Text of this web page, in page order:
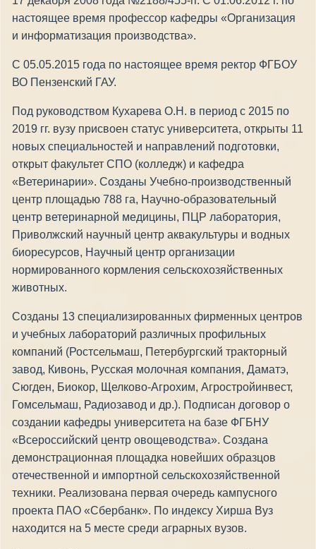
настоящее время профессор кафедры «Организация
и информатизация производства».
С 05.05.2015 года по настоящее время ректор ФГБОУ
ВО Пензенский ГАУ.
Под руководством Кухарева О.Н. в период с 2015 по
2019 гг. вузу присвоен статус университета, открыты 11
новых специальностей и направлений подготовки,
открыт факультет СПО (колледж) и кафедра
«Ветеринарии». Созданы Учебно-производственный
центр площадью 788 га, Научно-образовательный
центр ветеринарной медицины, ПЦР лаборатория,
Приволжский научный центр аквакультуры и водных
биоресурсов, Научный центр организации
нормированного кормления сельскохозяйственных
животных.
Созданы 13 специализированных фирменных центров
и учебных лабораторий различных профильных
компаний (Ростсельмаш, Петербургский тракторный
завод, Кивонь, Русская молочная компания, Даматэ,
Сюгден, Биокор, Щелково-Агрохим, Агростройинвест,
Гомсельмаш, Радиозавод и др.). Подписан договор о
создании кафедры университета на базе ФГБНУ
«Всероссийский центр овощеводства». Создана
демонстрационная площадка новейших образцов
отечественной и импортной сельскохозяйственной
техники. Реализована первая очередь кампусного
проекта ПАО «Сбербанк». По индексу Хирша Вуз
находится на 5 месте среди аграрных вузов.